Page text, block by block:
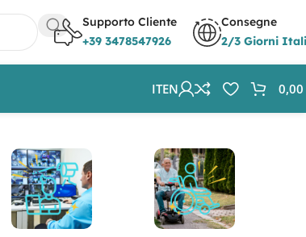
Supporto Cliente
+39 3478547926
Consegne
2/3 Giorni
ITEN
0,00